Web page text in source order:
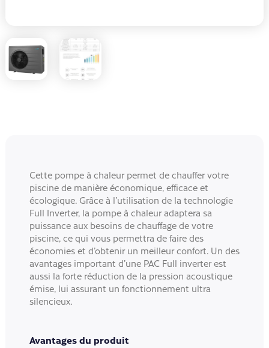
Cette pompe à chaleur permet de chauffer votre
piscine de manière économique, efficace et
écologique. Grâce à l’utilisation de la technologie
Full Inverter, la pompe à chaleur adaptera sa
puissance aux besoins de chauffage de votre
piscine, ce qui vous permettra de faire des
économies et d’obtenir un meilleur confort. Un des
avantages important d’une PAC Full inverter est
aussi la forte réduction de la pression acoustique
émise, lui assurant un fonctionnement ultra
silencieux.
Avantages du produit